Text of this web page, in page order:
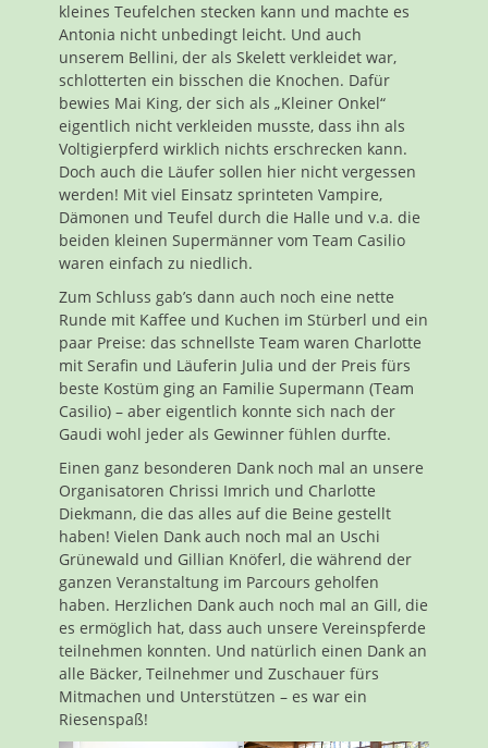
kleines Teufelchen stecken kann und machte es
Antonia nicht unbedingt leicht. Und auch
unserem Bellini, der als Skelett verkleidet war,
schlotterten ein bisschen die Knochen. Dafür
bewies Mai King, der sich als „Kleiner Onkel“
eigentlich nicht verkleiden musste, dass ihn als
Voltigierpferd wirklich nichts erschrecken kann.
Doch auch die Läufer sollen hier nicht vergessen
werden! Mit viel Einsatz sprinteten Vampire,
Dämonen und Teufel durch die Halle und v.a. die
beiden kleinen Supermänner vom Team Casilio
waren einfach zu niedlich.
Zum Schluss gab’s dann auch noch eine nette
Runde mit Kaffee und Kuchen im Stürberl und ein
paar Preise: das schnellste Team waren Charlotte
mit Serafin und Läuferin Julia und der Preis fürs
beste Kostüm ging an Familie Supermann (Team
Casilio) – aber eigentlich konnte sich nach der
Gaudi wohl jeder als Gewinner fühlen durfte.
Einen ganz besonderen Dank noch mal an unsere
Organisatoren Chrissi Imrich und Charlotte
Diekmann, die das alles auf die Beine gestellt
haben! Vielen Dank auch noch mal an Uschi
Grünewald und Gillian Knöferl, die während der
ganzen Veranstaltung im Parcours geholfen
haben. Herzlichen Dank auch noch mal an Gill, die
es ermöglich hat, dass auch unsere Vereinspferde
teilnehmen konnten. Und natürlich einen Dank an
alle Bäcker, Teilnehmer und Zuschauer fürs
Mitmachen und Unterstützen – es war ein
Riesenspaß!